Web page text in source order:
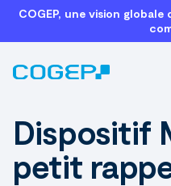
COGEP, une vision
Dispositif
petit